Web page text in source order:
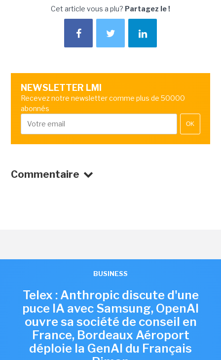
Cet article vous a plu? Partagez le !
NEWSLETTER LMI
Recevez notre newsletter comme plus de 50000
abonnés
OK
Commentaire
BUSINESS
Telex : Anthropic discute d'une
puce IA avec Samsung, OpenAI
ouvre sa société de conseil en
France, Bordeaux Aéroport
déploie la GenAI du Français